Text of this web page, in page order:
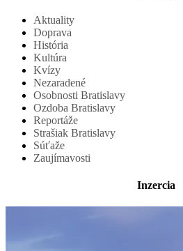
Aktuality
Doprava
História
Kultúra
Kvízy
Nezaradené
Osobnosti Bratislavy
Ozdoba Bratislavy
Reportáže
Strašiak Bratislavy
Súťaže
Zaujímavosti
Inzercia